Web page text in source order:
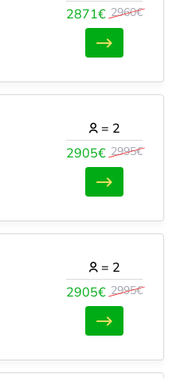
2871€ 2960€
2905€ 2995€
= 2
2905€ 2995€
= 2